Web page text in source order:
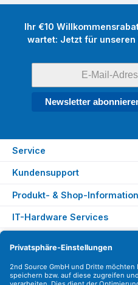
Ihr €10
wartet: Jetzt für
Newsletter
Service
Kundensupport
Produkt- & Shop-
IT-Hardware Services
Versandarten